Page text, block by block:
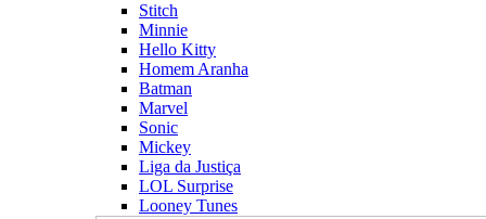
Stitch
Minnie
Hello Kitty
Homem Aranha
Batman
Marvel
Sonic
Mickey
Liga da Justiça
LOL Surprise
Looney Tunes